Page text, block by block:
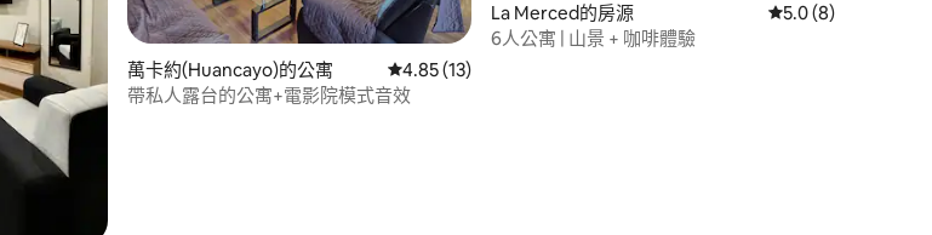
5 分）
萬卡約(Huancayo)的公寓 從 13 則評價中獲得 4.85 的平均評分（滿分 5 分）
4.85 (13)
帶私人露台的公寓+電影院模式音效
La Merced的房源 從 8 則評價中獲得
5.0 (8)
6人公寓 | 山景 + 咖啡體驗